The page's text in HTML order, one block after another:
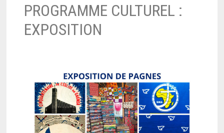
PROGRAMME CULTUREL :
EXPOSITION